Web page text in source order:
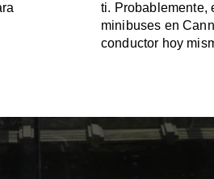
ti. Probablemente,
minibuses en
conductor hoy